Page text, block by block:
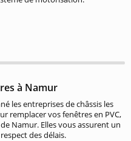
à Namur
les entreprises de châssis les
remplacer vos fenêtres en PVC,
Namur. Elles vous assurent un
des délais.